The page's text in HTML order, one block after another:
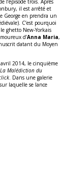
l’épisode trois. Après
il est arrêté et
George en prendra un
C’est pourquoi
ghetto New-Yorkais
d’Anna Maria,
datant du Moyen
avril 2014, le cinquième
Malédiction du
. Dans une galerie
laquelle se lance